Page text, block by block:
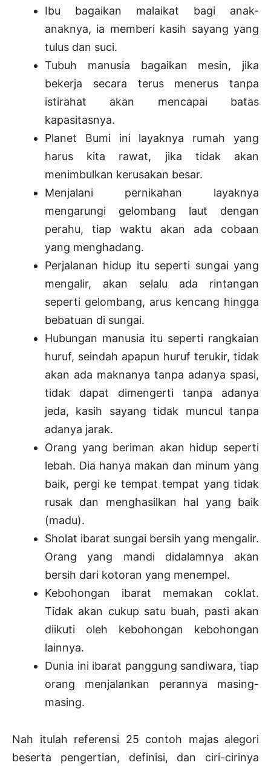
Ibu bagaikan malaikat bagi anak-
anaknya, ia memberi kasih sayang yang
tulus dan suci.
Tubuh manusia bagaikan mesin, jika
bekerja secara terus menerus tanpa
istirahat akan mencapai batas
kapasitasnya.
Planet Bumi ini layaknya rumah yang
harus kita rawat, jika tidak akan
menimbulkan kerusakan besar.
Menjalani pernikahan layaknya
mengarungi gelombang laut dengan
perahu, tiap waktu akan ada cobaan
yang menghadang.
Perjalanan hidup itu seperti sungai yang
mengalir, akan selalu ada rintangan
seperti gelombang, arus kencang hingga
bebatuan di sungai.
Hubungan manusia itu seperti rangkaian
huruf, seindah apapun huruf terukir, tidak
akan ada maknanya tanpa adanya spasi,
tidak dapat dimengerti tanpa adanya
jeda, kasih sayang tidak muncul tanpa
adanya jarak.
Orang yang beriman akan hidup seperti
lebah. Dia hanya makan dan minum yang
baik, pergi ke tempat tempat yang tidak
rusak dan menghasilkan hal yang baik
(madu).
Sholat ibarat sungai bersih yang mengalir.
Orang yang mandi didalamnya akan
bersih dari kotoran yang menempel.
Kebohongan ibarat memakan coklat.
Tidak akan cukup satu buah, pasti akan
diikuti oleh kebohongan kebohongan
lainnya.
Dunia ini ibarat panggung sandiwara, tiap
orang menjalankan perannya masing-
masing.
Nah itulah referensi 25 contoh majas alegori
beserta pengertian, definisi, dan ciri-cirinya